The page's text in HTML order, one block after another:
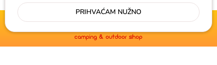
PRIHVAĆAM NUŽNO